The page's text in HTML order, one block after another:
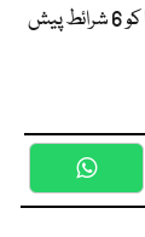
آبنائے ہرمز کھولنے کیلئے ایران نے امریکا کو 6 شرائط پیش